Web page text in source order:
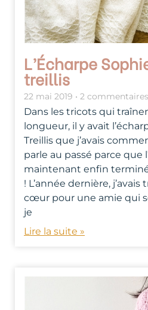
L’Écharpe
treillis
22 mai 2019 2 commentaires
Dans les tricots qui
longueur, il y avait
Treillis que j’avais
parle au passé parce que
maintenant enfin
! L’année dernière,
cœur pour une amie qui
je
Lire la suite »